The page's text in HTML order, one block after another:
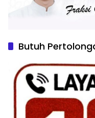
Butuh